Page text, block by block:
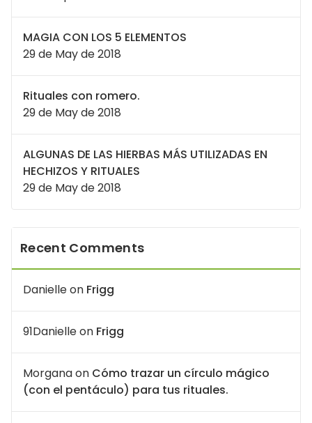
MAGIA CON LOS 5 ELEMENTOS
29 de May de 2018
Rituales con romero.
29 de May de 2018
ALGUNAS DE LAS HIERBAS MÁS UTILIZADAS EN
HECHIZOS Y RITUALES
29 de May de 2018
Recent Comments
Danielleon Frigg
91Danielleon Frigg
Morganaon Cómo trazar un círculo mágico
(con el pentáculo) para tus rituales.